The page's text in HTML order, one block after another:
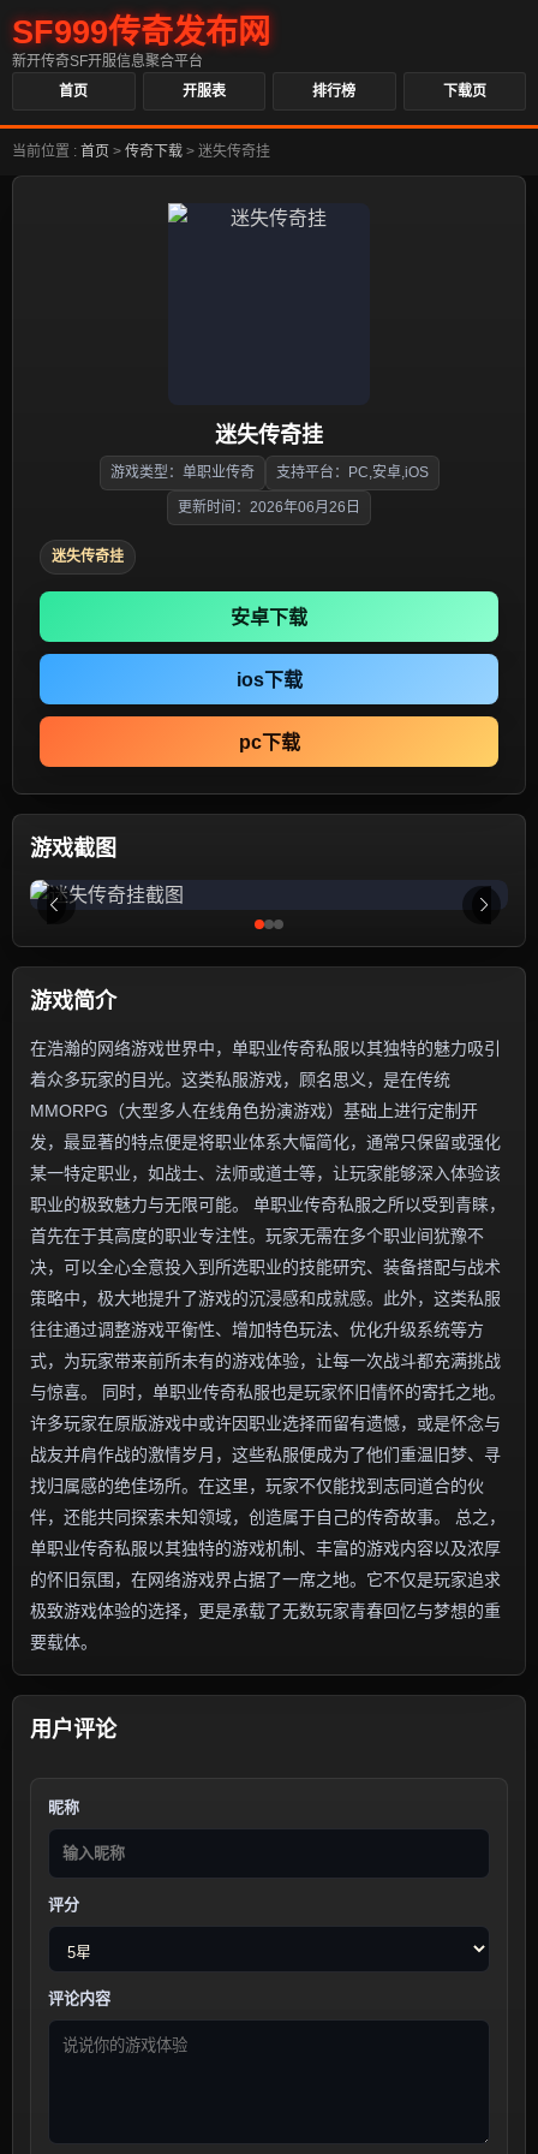
SF999传奇发布网
新开传奇SF开服信息聚合平台
首页
开服表 排行榜 下载页
当前位置 : 首页 > 传奇下载 > 迷失传奇挂
迷失传奇挂
游戏类型：单职业传奇 支持平台：PC,安卓,iOS
更新时间：2026年06月26日
迷失传奇挂
安卓下载
ios下载
pc下载
游戏截图
游戏简介
在浩瀚的网络游戏世界中，单职业传奇私服以其独特的魅力吸引
着众多玩家的目光。这类私服游戏，顾名思义，是在传统
MMORPG（大型多人在线角色扮演游戏）基础上进行定制开
发，最显著的特点便是将职业体系大幅简化，通常只保留或强化
某一特定职业，如战士、法师或道士等，让玩家能够深入体验该
职业的极致魅力与无限可能。 单职业传奇私服之所以受到青睐，
首先在于其高度的职业专注性。玩家无需在多个职业间犹豫不
决，可以全心全意投入到所选职业的技能研究、装备搭配与战术
策略中，极大地提升了游戏的沉浸感和成就感。此外，这类私服
往往通过调整游戏平衡性、增加特色玩法、优化升级系统等方
式，为玩家带来前所未有的游戏体验，让每一次战斗都充满挑战
与惊喜。 同时，单职业传奇私服也是玩家怀旧情怀的寄托之地。
许多玩家在原版游戏中或许因职业选择而留有遗憾，或是怀念与
战友并肩作战的激情岁月，这些私服便成为了他们重温旧梦、寻
找归属感的绝佳场所。在这里，玩家不仅能找到志同道合的伙
伴，还能共同探索未知领域，创造属于自己的传奇故事。 总之，
单职业传奇私服以其独特的游戏机制、丰富的游戏内容以及浓厚
的怀旧氛围，在网络游戏界占据了一席之地。它不仅是玩家追求
极致游戏体验的选择，更是承载了无数玩家青春回忆与梦想的重
要载体。
用户评论
昵称
评分
评论内容